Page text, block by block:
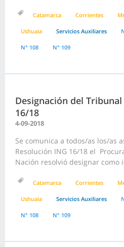
Catamarca Corrientes
Ushuaia Servicios Auxiliares
N° 108 N° 109
Designación del
16/18
4-09-2018
Se comunica a todos/as los/as
Resolución ING 16/18 el
Nación resolvió designar como
Catamarca Corrientes
Ushuaia Servicios Auxiliares
N° 108 N° 109